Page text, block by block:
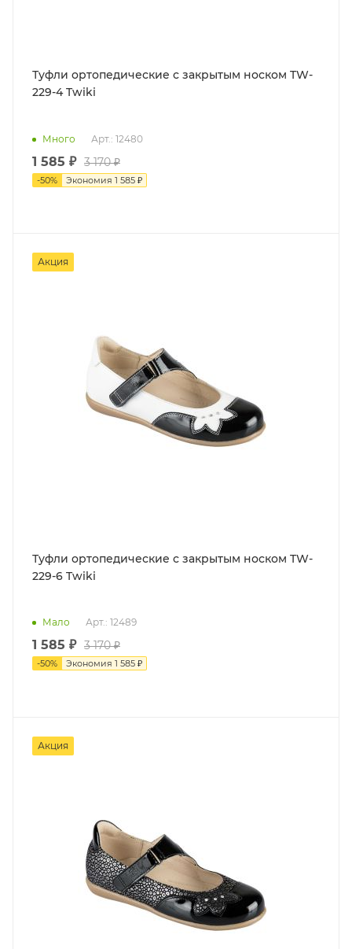
Туфли ортопедические с закрытым носком TW-
229-4 Twiki
Много Арт.: 12480
1 585 ₽ 3 170 ₽
-50% Экономия 1 585 ₽
Акция
Туфли ортопедические с закрытым носком TW-
229-6 Twiki
Мало Арт.: 12489
1 585 ₽ 3 170 ₽
-50% Экономия 1 585 ₽
Акция